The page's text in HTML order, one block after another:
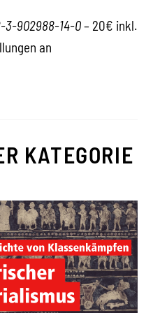
3-902988-14-0– 20€ inkl.
an
KATEGORIE